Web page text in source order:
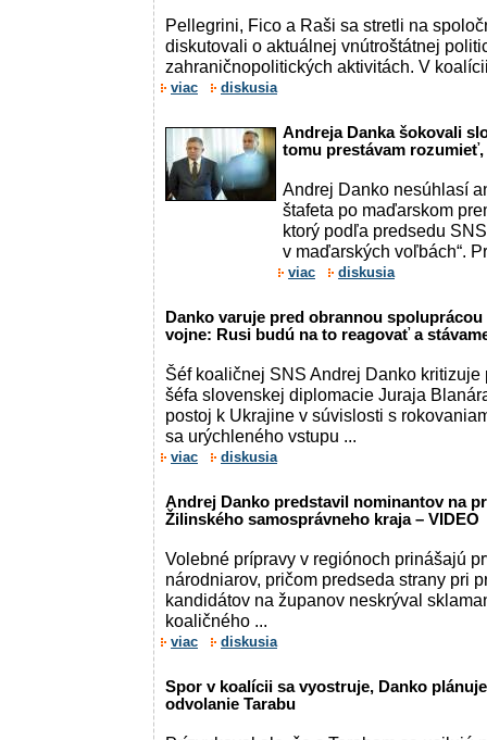
Pellegrini, Fico a Raši sa stretli na
diskutovali o aktuálnej vnútroštátnej
zahraničnopolitických aktivitách. V
viac diskusia
Andreja Danka šokovali
tomu prestávam
Andrej Danko nesúhlasí
štafeta po maďarskom
ktorý podľa predsedu
v maďarských voľbách“.
viac diskusia
Danko varuje pred obrannou
vojne: Rusi budú na to reagovať a
Šéf koaličnej SNS Andrej Danko
šéfa slovenskej diplomacie Juraja
postoj k Ukrajine v súvislosti s
sa urýchleného vstupu ...
viac diskusia
Andrej Danko predstavil nominantov na
Žilinského samosprávneho kraja – VIDEO
Volebné prípravy v regiónoch prinášajú
národniarov, pričom predseda strany pri
kandidátov na županov neskrýval
koaličného ...
viac diskusia
Spor v koalícii sa vyostruje, Danko
odvolanie Tarabu